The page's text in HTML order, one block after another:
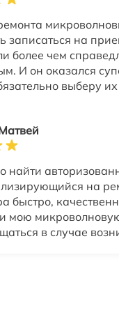
записаться на
более чем
И он оказался
выберу
найти
на
быстро,
мою
в случае